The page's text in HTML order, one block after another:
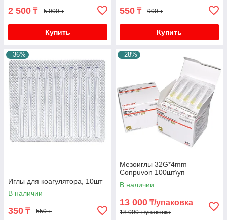
2 500 ₸ 5 000 ₸
Купить
550 ₸ 900 ₸
Купить
–36%
Иглы для коагулятора, 10шт
В наличии
350 ₸ 550 ₸
–28%
Мезоиглы 32G*4mm
Conpuvon 100шт\уп
В наличии
13 000 ₸/упаковка
18 000 ₸/упаковка